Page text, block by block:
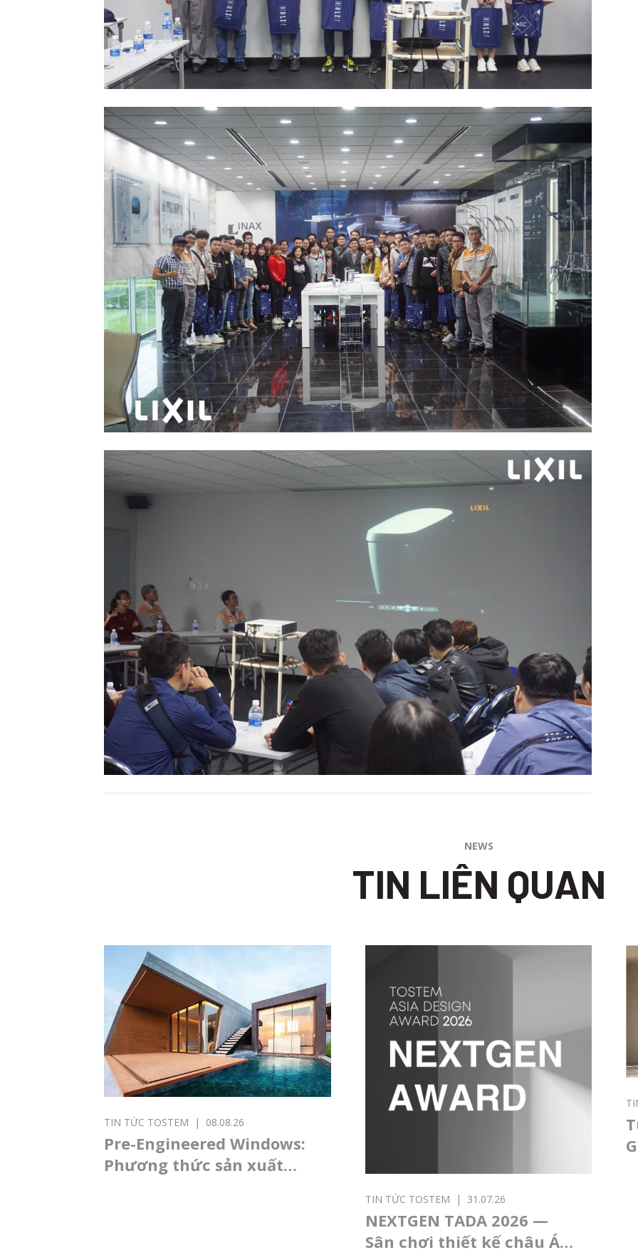
NEWS
TIN LIÊN QUAN
TIN TỨC TOSTEM | 08.08.26
Pre-Engineered Windows:
Phương thức sản xuất
TIN TỨC TOSTEM | 31.07.26
NEXTGEN TADA 2026 —
Sân chơi thiết kế châu Á